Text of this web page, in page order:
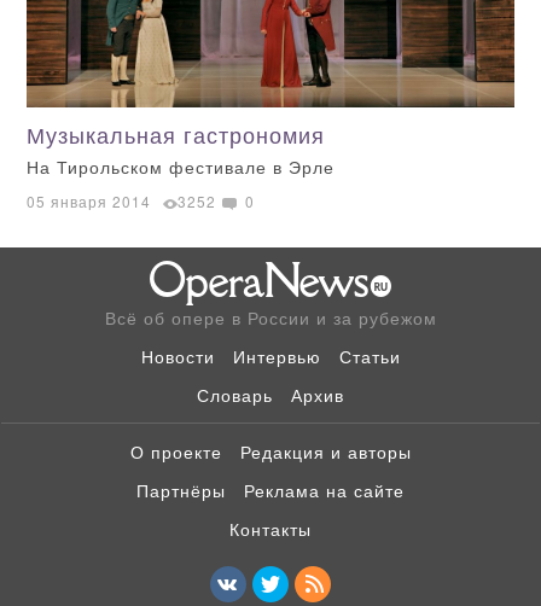
Музыкальная гастрономия
На Тирольском фестивале в Эрле
05 января 2014 3252 0
Всё об опере в России и за рубежом
Новости
Интервью
Статьи
Словарь
Архив
О проекте
Редакция и авторы
Партнёры
Реклама на сайте
Контакты